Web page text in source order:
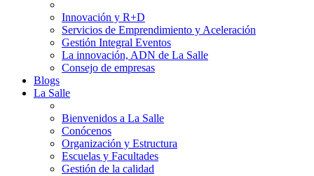
Innovación y R+D
Servicios de Emprendimiento y Aceleración
Gestión Integral Eventos
La innovación, ADN de La Salle
Consejo de empresas
Blogs
La Salle
Bienvenidos a La Salle
Conócenos
Organización y Estructura
Escuelas y Facultades
Gestión de la calidad